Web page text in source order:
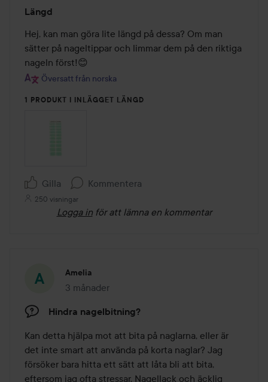
5
av
5
Längd
Hej, kan man göra lite längd på dessa? Om man
sätter på nageltippar och limmar dem på den riktiga
nageln först!😊
Översatt från norska
1 PRODUKT I INLÄGGET LÄNGD
Gilla Kommentera
250 visningar
Logga in för att lämna en kommentar
Amelia
3 månader
Inlägget skapades 3 månader
Hindra nagelbitning?
Kan detta hjälpa mot att bita på naglarna, eller är
det inte smart att använda på korta naglar? Jag
försöker bara hitta ett sätt att låta bli att bita,
eftersom jag ofta stressar. Nagellack och äcklig